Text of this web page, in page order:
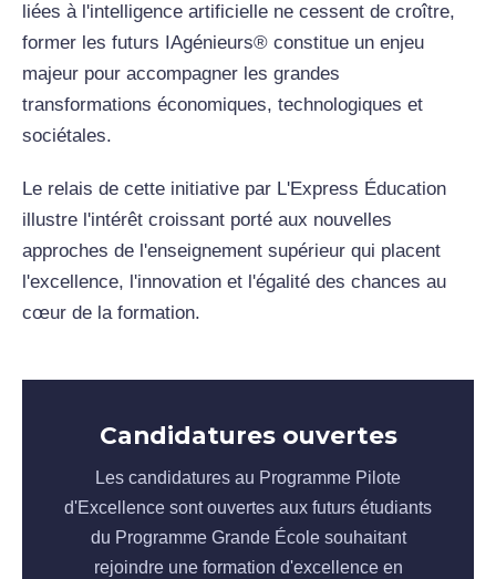
liées à l'intelligence artificielle ne cessent de croître,
former les futurs IAgénieurs® constitue un enjeu
majeur pour accompagner les grandes
transformations économiques, technologiques et
sociétales.
Le relais de cette initiative par L'Express Éducation
illustre l'intérêt croissant porté aux nouvelles
approches de l'enseignement supérieur qui placent
l'excellence, l'innovation et l'égalité des chances au
cœur de la formation.
Candidatures ouvertes
Les candidatures au Programme Pilote
d'Excellence sont ouvertes aux futurs étudiants
du Programme Grande École souhaitant
rejoindre une formation d'excellence en